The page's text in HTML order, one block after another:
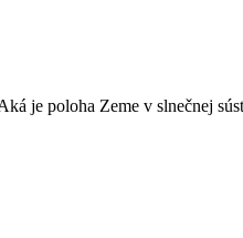
je poloha Zeme v slnečnej